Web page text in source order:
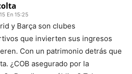
En 15:25
y Barça son clubes
que invierten sus ingresos
Con un patrimonio detrás que
¿COB asegurado por la